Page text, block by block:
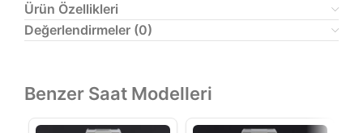
Ürün Özellikleri
Değerlendirmeler (0)
Benzer Saat Modelleri